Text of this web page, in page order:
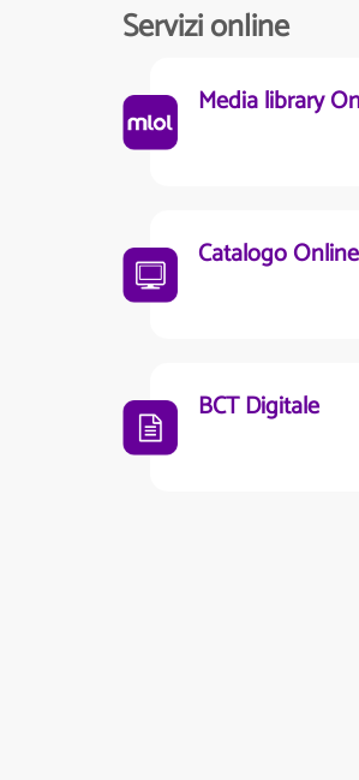
Servizi online
Media library
Catalogo Online
BCT Digitale